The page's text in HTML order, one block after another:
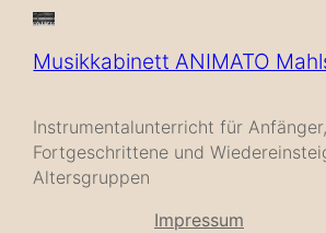
Musikkabinett ANIMATO
Instrumentalunterricht für Anfänger,
Fortgeschrittene und
Altersgruppen
Impressum